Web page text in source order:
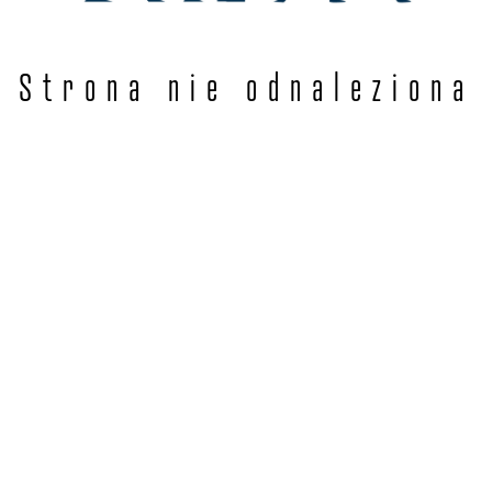
Strona nie odnaleziona